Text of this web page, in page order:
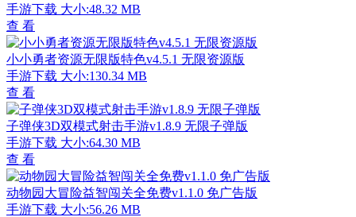
手游下载 大小:48.32 MB
查 看
小小勇者资源无限版特色v4.5.1 无限资源版
手游下载 大小:130.34 MB
查 看
子弹侠3D双模式射击手游v1.8.9 无限子弹版
手游下载 大小:64.30 MB
查 看
动物园大冒险益智闯关全免费v1.1.0 免广告版
手游下载 大小:56.26 MB